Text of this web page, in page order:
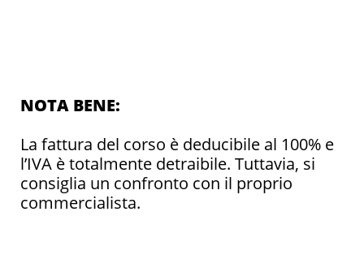
NOTA BENE:
La fattura del corso è deducibile al 100% e
l’IVA è totalmente detraibile. Tuttavia, si
consiglia un confronto con il proprio
commercialista.